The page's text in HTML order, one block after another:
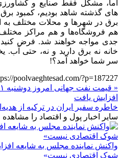
اما، مشکل فقط صنایع و
های گذشته شاهد بودیم، کمبود
برق در شهرها و محلات مختلف به
هم فروشگاه‌ها و هم مراکز
جدی مواجه خواهند شد. فرض
خانه نه برق دارید و نه، حتی
سر شما خواهد آمد؟!
poolvaeghtesad.com/?p=187227
افزایش یافت
خاطره سفیر ایران در ترکیه از
سایر اخبار پول و اقتصاد را مشاهده
واکنش نماینده مجلس به شایعه
شوک اقتصادی نیست»